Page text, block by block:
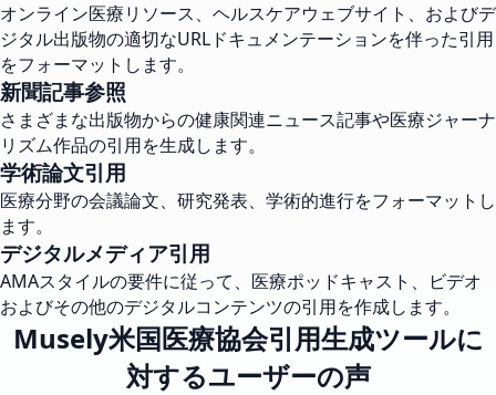
オンライン医療リソース、ヘルスケアウェブサイト、およびデ
ジタル出版物の適切なURLドキュメンテーションを伴った引用
をフォーマットします。
新聞記事参照
さまざまな出版物からの健康関連ニュース記事や医療ジャーナ
リズム作品の引用を生成します。
学術論文引用
医療分野の会議論文、研究発表、学術的進行をフォーマットし
ます。
デジタルメディア引用
AMAスタイルの要件に従って、医療ポッドキャスト、ビデオ
およびその他のデジタルコンテンツの引用を作成します。
Musely米国医療協会引用生成ツールに
対するユーザーの声